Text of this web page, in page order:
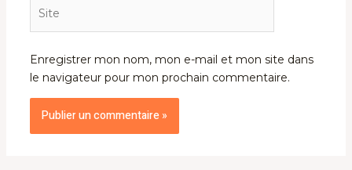
Enregistrer mon nom, mon e-mail et mon site dans
le navigateur pour mon prochain commentaire.